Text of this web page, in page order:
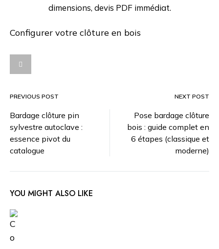
dimensions, devis PDF immédiat.
Configurer votre clôture en bois
Post
navigation
PREVIOUS POST NEXT POST
Bardage clôture pin
sylvestre autoclave :
essence pivot du
catalogue
Pose bardage clôture
bois : guide complet en
6 étapes (classique et
moderne)
YOU MIGHT ALSO LIKE